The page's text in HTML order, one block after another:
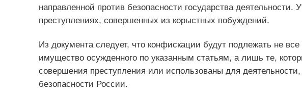
направленной против безопасности государства деятельности.
преступлениях, совершенных из корыстных побуждений.
Из документа следует, что конфискации будут подлежать не
имущество осужденного по указанным статьям, а лишь те,
совершения преступления или использованы для
безопасности России.